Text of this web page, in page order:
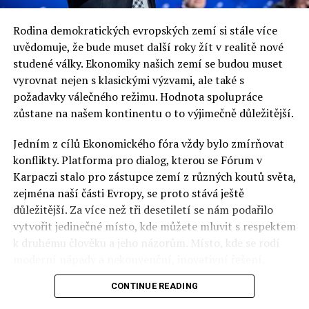
Náměstkyně ministra
hospodářství G. Henclewska v
Praze o hospodářské
spolupráci Polské a České
republiky
Polsko-česká obchodní a investiční spolupráce,
společná opatření v oblasti propagace na trzích
třetích zemí a růst konkurenceschopnosti firem
patřila mezi hlavní témata jednání náměstkyně
náměstkem ministra průmyslu a obchodu České
republiky Milanem Hovorkou. Jednání proběhlo
Rodina demokratických evropských zemí si stále více
uvědomuje, že bude muset další roky žít v realitě nové
studené války. Ekonomiky našich zemí se budou muset
vyrovnat nejen s klasickými výzvami, ale také s
požadavky válečného režimu. Hodnota spolupráce
zůstane na našem kontinentu o to výjimečně důležitější.
Jedním z cílů Ekonomického fóra vždy bylo zmírňovat
konflikty. Platforma pro dialog, kterou se Fórum v
Karpaczi stalo pro zástupce zemí z různých koutů světa,
zejména naší části Evropy, se proto stává ještě
důležitější. Za více než tři desetiletí se nám podařilo
vytvořit jedinečné místo, kde můžete mluvit s respektem
k druhému člověku a jeho názorům. Místo, kde se rodí
Polsko musí mít instituce, jejichž horizont činnosti je
CONTINUE READING